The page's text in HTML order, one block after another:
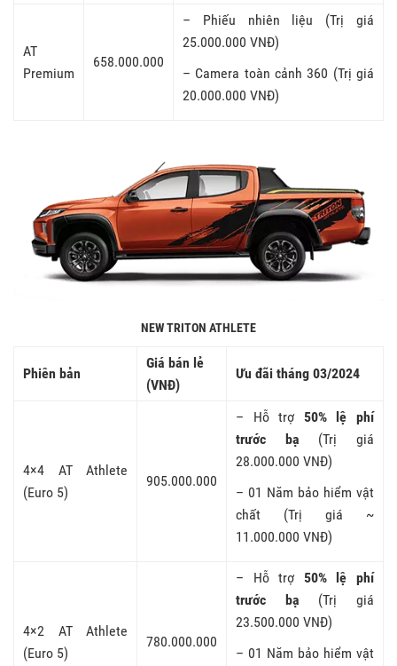
AT
Premium
658.000.000
– Phiếu nhiên liệu (Trị giá
25.000.000 VNĐ)
– Camera toàn cảnh 360 (Trị giá
20.000.000 VNĐ)
NEW TRITON ATHLETE
Phiên bản
Giá bán lẻ
(VNĐ)
Ưu đãi tháng 03/2024
4×4 AT Athlete
(Euro 5)
905.000.000
– Hỗ trợ 50% lệ phí
trước bạ (Trị giá
28.000.000 VNĐ)
– 01 Năm bảo hiểm vật
chất (Trị giá ~
11.000.000 VNĐ)
4×2 AT Athlete
(Euro 5)
780.000.000
– Hỗ trợ 50% lệ phí
trước bạ (Trị giá
23.500.000 VNĐ)
– 01 Năm bảo hiểm vật